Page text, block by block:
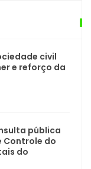
civil
e reforço da
pública
Controle do
do